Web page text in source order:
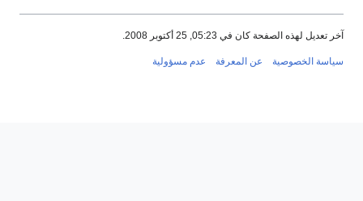
آخر تعديل لهذه الصفحة كان في 05:23, 25 أكتوبر 2008.
سياسة الخصوصية عن المعرفة عدم مسؤولية